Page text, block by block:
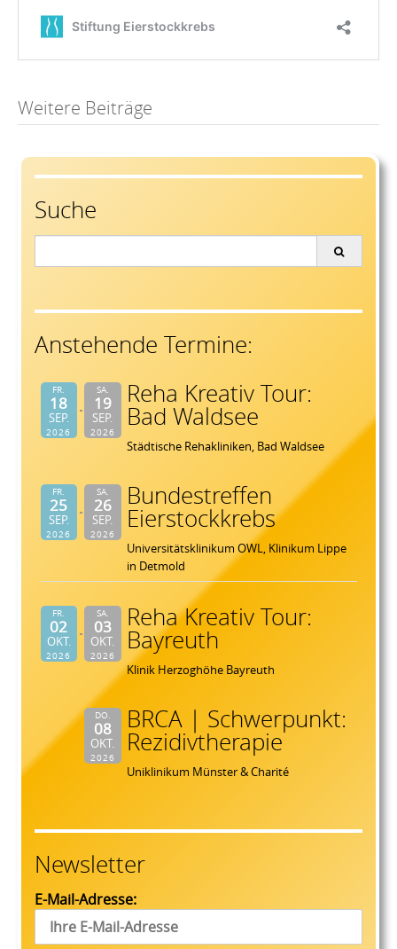
Post
navigation
Weitere Beiträge
Suche
Anstehende Termine:
FR.
18
SEP.
2026
SA.
19
SEP.
2026
Reha Kreativ Tour:
Bad Waldsee
Städtische Rehakliniken, Bad Waldsee
FR.
25
SEP.
2026
SA.
26
SEP.
2026
Bundestreffen
Eierstockkrebs
Universitätsklinikum OWL, Klinikum Lippe
in Detmold
FR.
02
OKT.
2026
SA.
03
OKT.
2026
Reha Kreativ Tour:
Bayreuth
Klinik Herzoghöhe Bayreuth
DO.
08
OKT.
2026
BRCA | Schwerpunkt:
Rezidivtherapie
Uniklinikum Münster & Charité
Newsletter
E-Mail-Adresse: